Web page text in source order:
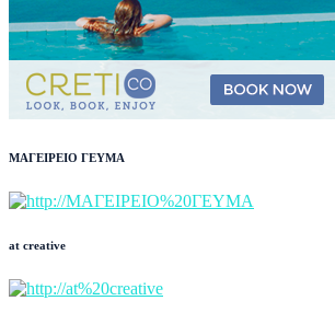
ΜΑΓΕΙΡΕΙΟ ΓΕΥΜΑ
at creative